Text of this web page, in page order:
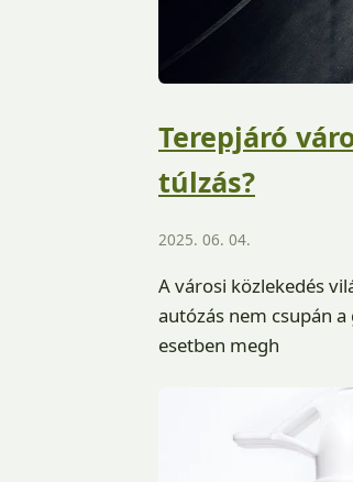
Terepjáró
túlzás?
2025. 06. 04.
A városi közlekedés
autózás nem csupán
esetben megh